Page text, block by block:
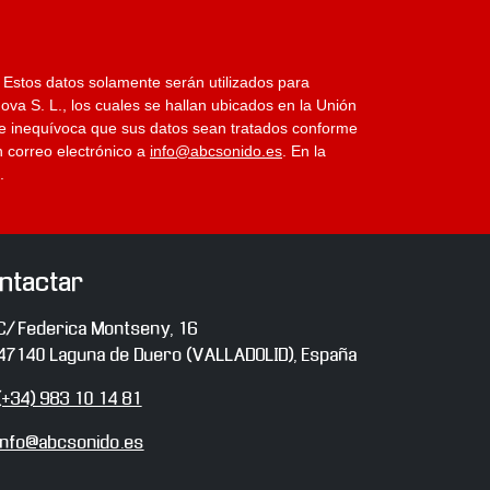
datos solamente serán utilizados para
S. L., los cuales se hallan ubicados en la Unión
inequívoca que sus datos sean tratados conforme
correo electrónico a info@abcsonido.es . En la
Federica Montseny, 16
Laguna de Duero (VALLADOLID), España
983 10 14 81